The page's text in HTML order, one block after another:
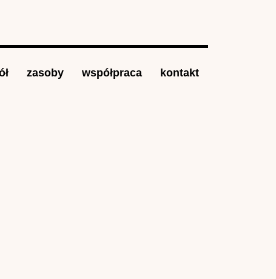
zasoby współpraca kontakt